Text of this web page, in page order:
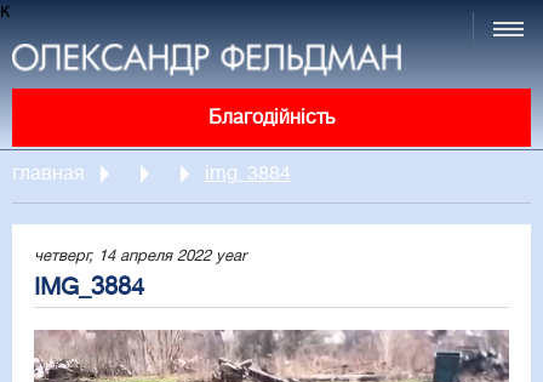
к
Благодійність
главная img_3884
четверг, 14 апреля 2022 year
IMG_3884
Video
Player